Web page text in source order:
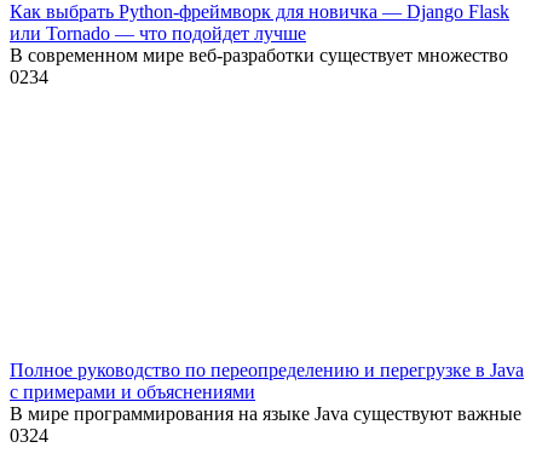
Как выбрать Python-фреймворк для новичка — Django Flask
или Tornado — что подойдет лучше
В современном мире веб-разработки существует множество
0234
Полное руководство по переопределению и перегрузке в Java
с примерами и объяснениями
В мире программирования на языке Java существуют важные
0324